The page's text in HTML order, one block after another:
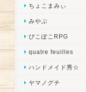
ちょこまみぃ
みやぶ
ぴこぽこRPG
quatre feuilles
ハンドメイド秀☆
ヤマノグチ